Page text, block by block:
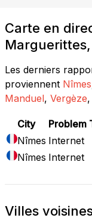
Carte en
Les derniers
proviennent Nîmes
Manduel, Vergèze
City Problem
Nîmes Internet
Nîmes Internet
Villes